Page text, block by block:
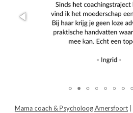
Mama coach & Psycholoog Amersfoort